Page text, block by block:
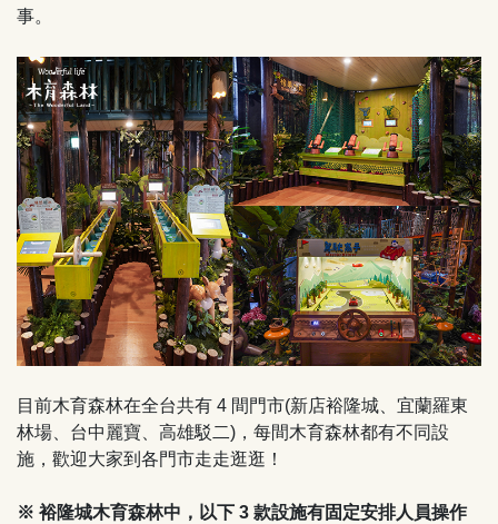
事。
目前木育森林在全台共有 4 間門市(新店裕隆城、宜蘭羅東
林場、台中麗寶、高雄駁二)，每間木育森林都有不同設
施，歡迎大家到各門市走走逛逛！
※ 裕隆城木育森林中，以下 3 款設施有固定安排人員操作